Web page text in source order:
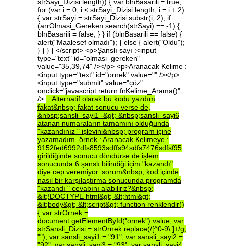
strSayi_Dizisi.length)) { var blnBasarili = true;
for (var i = 0; i < strSayi_Dizisi.length; i = i + 2)
{ var strSayi = strSayi_Dizisi.substr(i, 2); if
(arrOlmasi_Gereken.search(strSayi) == -1) {
blnBasarili = false; } } if (blnBasarili == false) {
alert("Maalesef olmadı"); } else { alert("Oldu");
} } } } </script> <p>Şanslı sayı :<input
type="text" id="olmasi_gereken"
value="35,39,74" /></p> <p>Aranacak Kelime :
<input type="text" id="ornek" value="" /></p>
<input type="submit" value="çöz"
onclick="javascript:return fnKelime_Arama()"
/> ...Alternatif olarak bu kodu yazdım
fakat&nbsp; fakat sonucu verse de,
&nbsp;sansli_sayi1 -&gt; &nbsp;sansli_sayi6
atanan numaraların tamamını olduğunda
"kazandınız " işlevini&nbsp; program içine
yazamadım. örnek : Aranacak Kelimeye :
9152fed6992dfs8593sdffs94sdfs7476sdfsf95
girildiğinde sonucu döndürse de işlem
sonucunda 6 şanslı bilindiği içim "kazandı"
diye cep veremiyor. sorum&nbsp; kod içinde
nasıl bir karşılaştırma sonucunda programda
"kazandı " cevabını alabiliriz?&nbsp;
&lt;!DOCTYPE html&gt; &lt;html&gt;
&lt;body&gt; &lt;script&gt; function renklendir()
{ var strOrnek =
document.getElementById("ornek").value; var
strSansli_Dizisi = strOrnek.replace(/[^0-9\.]+/g,
""); var sansli_sayi1 = "91"; var sansli_sayi2 =